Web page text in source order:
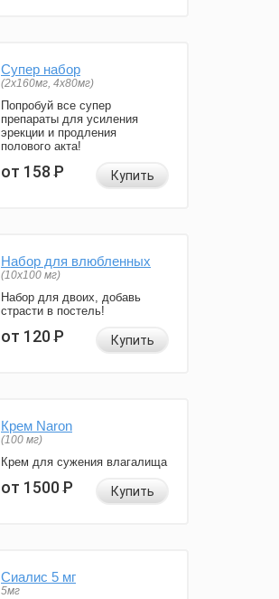
Супер набор
(2х160мг, 4х80мг)
Попробуй все супер
препараты для усиления
эрекции и продления
полового акта!
от 158Р Купить
Набор для влюбленных
(10х100 мг)
Набор для двоих, добавь
страсти в постель!
от 120Р Купить
Крем Naron
(100 мг)
Крем для сужения влагалища
от 1500Р Купить
Сиалис 5 мг
5мг